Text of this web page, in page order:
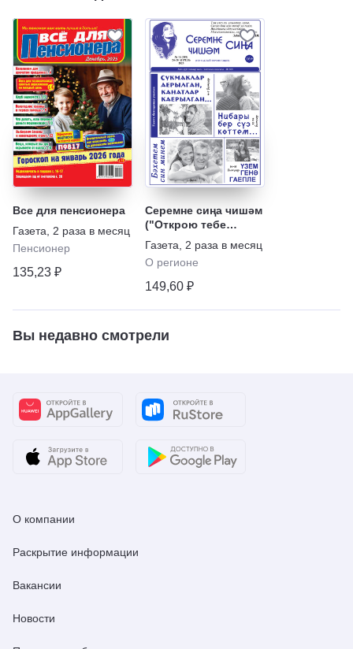
Все для пенсионера
Газета
2 раза в месяц
Пенсионер
135,23 ₽
Серемне сиңа чишәм
("Открою тебе
тайну")
Газета
2 раза в месяц
О регионе
149,60 ₽
Вы недавно смотрели
О компании
Раскрытие информации
Вакансии
Новости